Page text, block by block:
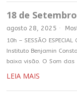
18 de Setembro
agosto 28, 2025
10h – SESSÃO
Instituto Benjamin
baixa visão. O Som das
LEIA MAIS